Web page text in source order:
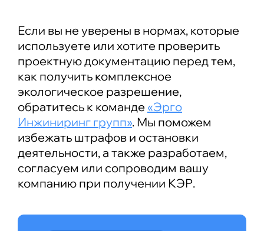
Если вы не уверены в нормах, которые
используете или хотите проверить
проектную документацию перед тем,
как получить комплексное
экологическое разрешение,
обратитесь к команде «Эрго
Инжиниринг групп». Мы поможем
избежать штрафов и остановки
деятельности, а также разработаем,
согласуем или сопроводим вашу
компанию при получении КЭР.